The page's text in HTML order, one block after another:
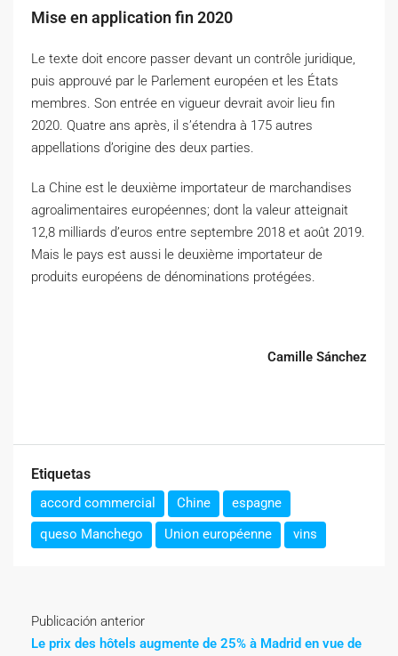
Mise en application fin 2020
Le texte doit encore passer devant un contrôle juridique,
puis approuvé par le Parlement européen et les États
membres. Son entrée en vigueur devrait avoir lieu fin
2020. Quatre ans après, il s’étendra à 175 autres
appellations d’origine des deux parties.
La Chine est le deuxième importateur de marchandises
agroalimentaires européennes; dont la valeur atteignait
12,8 milliards d’euros entre septembre 2018 et août 2019.
Mais le pays est aussi le deuxième importateur de
produits européens de dénominations protégées.
Camille Sánchez
Etiquetas
accord commercial Chine
espagne
queso Manchego
Union européenne vins
Publicación anterior
Le prix des hôtels augmente de 25% à Madrid en vue de